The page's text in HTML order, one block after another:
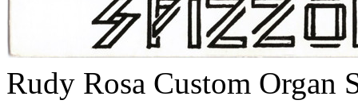
Rudy Rosa Custom Organ